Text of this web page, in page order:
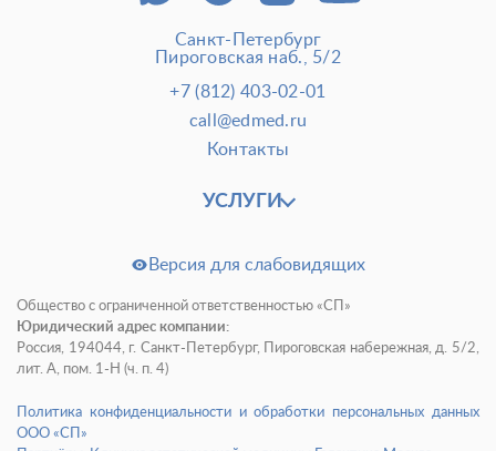
Отзывы Безопасность
Медицинский туризм Юр. информация
Карьера
Санкт-Петербург
Пироговская наб., 5/2
+7 (812) 403-02-01
call@edmed.ru
Контакты
УСЛУГИ
Версия для слабовидящих
Общество с ограниченной ответственностью «СП»
Юридический адрес компании:
Россия, 194044, г. Санкт-Петербург, Пироговская набережная, д. 5/2,
лит. А, пом. 1-Н (ч. п. 4)
Политика конфиденциальности и обработки персональных данных
ООО «СП»